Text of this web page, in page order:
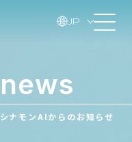
JP
news
シナモンAIからのお知らせ